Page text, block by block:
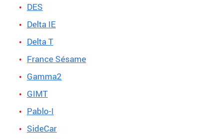
DES
Delta IE
Delta T
France Sésame
Gamma2
GIMT
Pablo-I
SideCar